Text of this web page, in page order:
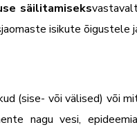
säilitamiseks
isikute õigustele
(sise- või välised) või
nagu vesi,